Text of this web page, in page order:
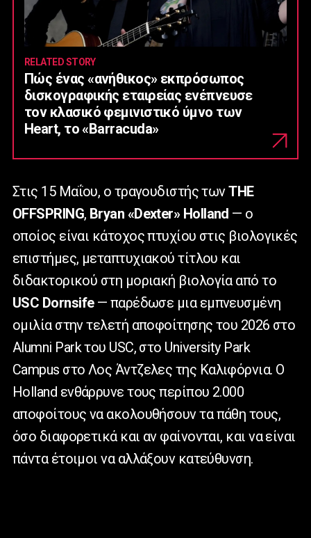
RELATED STORY
Πώς ένας «ανήθικος» εκπρόσωπος
δισκογραφικής εταιρείας ενέπνευσε
τον κλασικό φεμινιστικό ύμνο των
Heart, το «Barracuda»
Στις 15 Μαΐου, ο τραγουδιστής τωνTHE
OFFSPRING, Bryan «Dexter» Holland — ο
οποίος είναι κάτοχος πτυχίου στις βιολογικές
επιστήμες, μεταπτυχιακού τίτλου και
διδακτορικού στη μοριακή βιολογία από το
USC Dornsife— παρέδωσε μια εμπνευσμένη
ομιλία στην τελετή αποφοίτησης του 2026 στο
Alumni Parkτου USC, στο University Park
Campus στο Λος Άντζελες της Καλιφόρνια. Ο
Holland ενθάρρυνε τους περίπου 2.000
αποφοίτους να ακολουθήσουν τα πάθη τους,
όσο διαφορετικά και αν φαίνονται, και να είναι
πάντα έτοιμοι να αλλάξουν κατεύθυνση.